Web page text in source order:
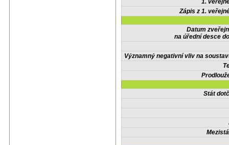
1.
Zápis z 1.
Datum
na úřední desce
Významný negativní vliv na
Stát